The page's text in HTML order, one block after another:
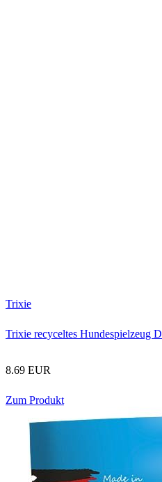
Trixie
Trixie recyceltes Hundespielzeug
8.69 EUR
Zum Produkt